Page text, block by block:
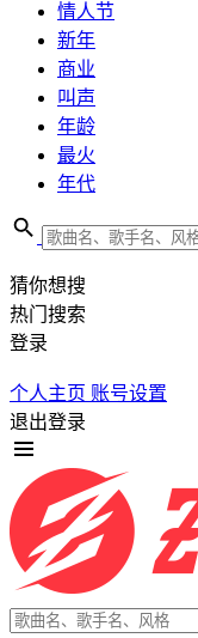
情人节
新年
商业
叫声
年龄
最火
年代
猜你想搜
热门搜索
登录
个人主页 账号设置
退出登录